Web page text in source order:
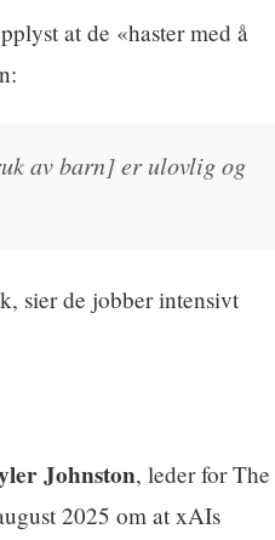
at de «haster med å
av barn] er ulovlig og
sier de jobber intensivt
Johnston, leder for The
2025 om at xAIs